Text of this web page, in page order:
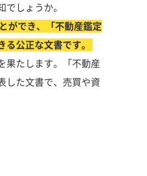
しょうか。
ができ、「不動産鑑定
公正な文書です。
果たします。「不動産
した文書で、売買や資